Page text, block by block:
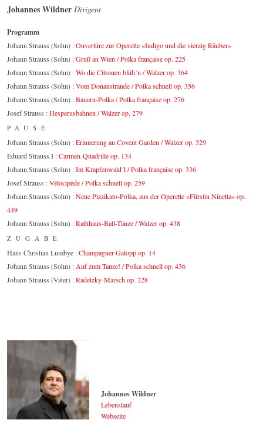
Johannes Wildner Dirigent
Programm
Johann Strauss (Sohn) :Ouvertüre zur Operette «Indigo und die vierzig Räuber»
Johann Strauss (Sohn) :Gruß an Wien / Polka française op. 225
Johann Strauss (Sohn) :Wo die Citronen blüh´n / Walzer op. 364
Johann Strauss (Sohn) :Vom Donaustrande / Polka schnell op. 356
Johann Strauss (Sohn) :Bauern-Polka / Polka française op. 276
Josef Strauss :Hesperusbahnen / Walzer op. 279
PAUSE
Johann Strauss (Sohn) :Erinnerung an Covent Garden / Walzer op. 329
Eduard Strauss I :Carmen-Quadrille op. 134
Johann Strauss (Sohn) :Im Krapfenwald´l / Polka française op. 336
Josef Strauss :Vélocipède / Polka schnell op. 259
Johann Strauss (Sohn) :Neue Pizzikato-Polka, aus der Operette «Fürstin Ninetta» op.
449
Johann Strauss (Sohn) :Rathhaus-Ball-Tänze / Walzer op. 438
ZUGABE
Hans Christian Lumbye :Champagner-Galopp op. 14
Johann Strauss (Sohn) : Auf zum Tanze! / Polka schnell op. 436
Johann Strauss (Vater) :Radetzky-Marsch op. 228
Johannes Wildner
Lebenslauf
Webseite